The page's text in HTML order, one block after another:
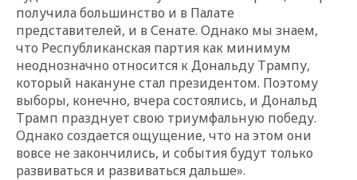
получила большинство и в Палате
представителей, и в Сенате. Однако мы знаем,
что Республиканская партия как минимум
неоднозначно относится к Дональду Трампу,
который накануне стал президентом. Поэтому
выборы, конечно, вчера состоялись, и Дональд
Трамп празднует свою триумфальную победу.
Однако создается ощущение, что на этом они
вовсе не закончились, и события будут только
развиваться и развиваться дальше».